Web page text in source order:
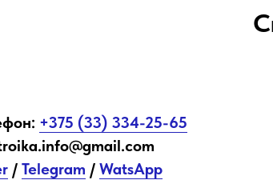
+375 (33) 334-25-65
/ Telegram / WatsApp